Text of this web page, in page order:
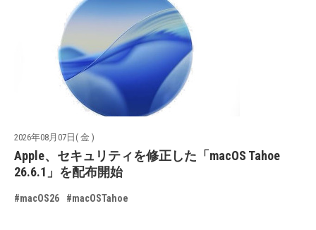
2026年08月07日( 金 )
Apple、セキュリティを修正した「macOS Tahoe
26.6.1」を配布開始
#macOS26 #macOSTahoe